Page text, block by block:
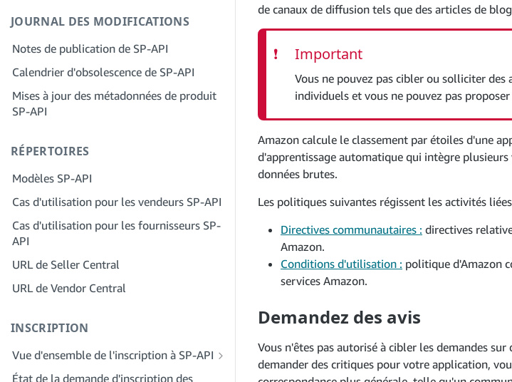
développeur
Étape 4 : Inscrivez une application de
test
Étape 5 : Passez votre premier appel à
Étape 6 : Configurez le workflow
production
Étape 8 : Appelez le SP-API en
production
Étape 9 : Testez votre application
Étape 10 : Répertoriez votre application
d'enregistrement et d'autorisation des
fournisseurs de services
Étape 2 : Créez un compte sur le portail
des fournisseurs de solutions pour
votre entreprise
Étape 3 : Vérifiez votre identité
de votre entreprise
Étape 5 : Demander des rôles Seller
Central
Étape 6 : Invitez des employés à
rejoindre votre compte
Étape 7 : Entrez en contact avec les
FAQ sur le portail des fournisseurs de
JOURNAL DES MODIFICATIONS
Notes de publication de SP-API
Calendrier d'obsolescence de SP-API
Mises à jour des métadonnées de produit
SP-API
RÉPERTOIRES
Modèles SP-API
Cas d'utilisation pour les vendeurs SP-API
Cas d'utilisation pour les fournisseurs SP-
API
URL de Seller Central
URL de Vendor Central
INSCRIPTION
Vue d'ensemble de l'inscription à SP-API
Inscrivez-vous en tant que développeur
État de la demande d'inscription des
de canaux de diffusion tels que des articles de
❗ Important
Vous ne pouvez pas cibler ou solliciter des
individuels et vous ne pouvez pas
Amazon calcule le classement par étoiles d'une
d'apprentissage automatique qui intègre
données brutes.
Les politiques suivantes régissent les activités
Directives communautaires : directives
Amazon.
Conditions d'utilisation : politique d'Amazon
services Amazon.
Demandez des avis
Vous n'êtes pas autorisé à cibler les demandes
demander des critiques pour votre application,